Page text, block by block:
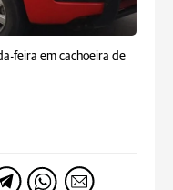
feira em cachoeira de